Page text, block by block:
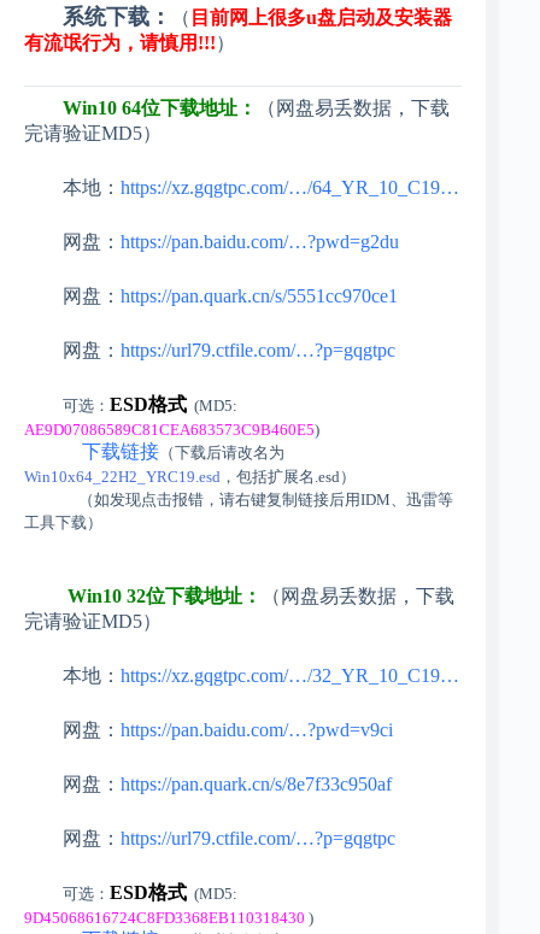
系统下载： （ 目前网上很多u盘启动及安装器
有流氓行为，请慎用!!!）
Win10 64位下载地址：
（网盘易丢数据，下载
完请验证MD5）
本地： https://xz.gqgtpc.com/…/64_YR_10_C19…
网盘： https://pan.baidu.com/…?pwd=g2du
网盘： https://pan.quark.cn/s/5551cc970ce1
网盘： https://url79.ctfile.com/…?p=gqgtpc
可选： ESD格式 (MD5:
AE9D07086589C81CEA683573C9B460E5)
下载链接 （下载后请改名为
Win10x64_22H2_YRC19.esd ，包括扩展名.esd）
（如发现点击报错，请右键复制链接后用IDM、迅雷等
工具下载）
Win10 32位下载地址：
（网盘易丢数据，下载
完请验证MD5）
本地： https://xz.gqgtpc.com/…/32_YR_10_C19…
网盘： https://pan.baidu.com/…?pwd=v9ci
网盘： https://pan.quark.cn/s/8e7f33c950af
网盘： https://url79.ctfile.com/…?p=gqgtpc
可选： ESD格式 (MD5:
9D45068616724C8FD3368EB110318430 )